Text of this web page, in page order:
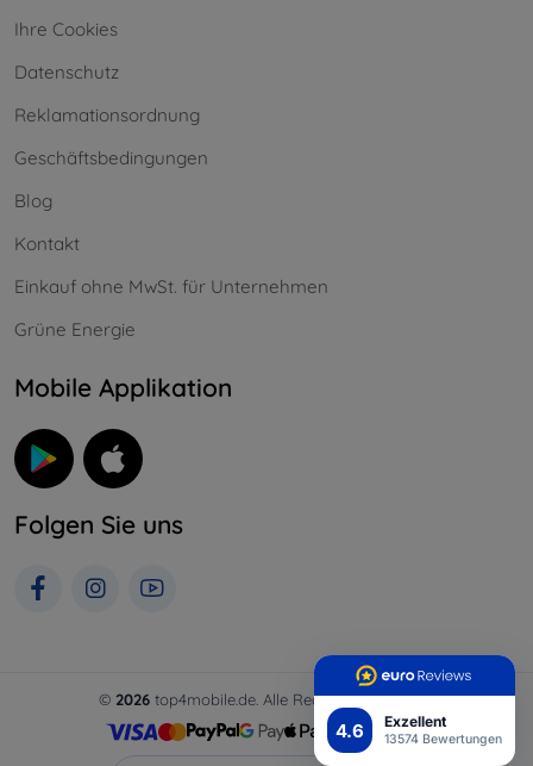
4.6 Exzellent
13574 Bewertungen
Ihre Cookies
Datenschutz
Reklamationsordnung
Geschäftsbedingungen
Blog
Kontakt
Einkauf ohne MwSt. für Unternehmen
Grüne Energie
Mobile Applikation
Folgen Sie uns
© 2026 top4mobile.de. Alle Rechte vorbehalten.